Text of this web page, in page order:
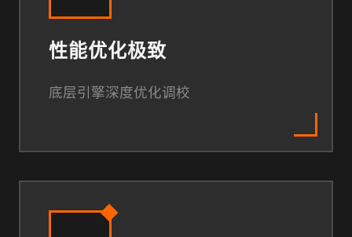
性能优化极致
底层引擎深度优化调校